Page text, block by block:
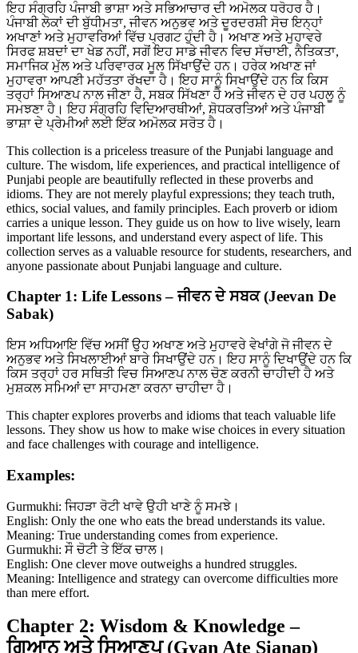
ਇਹ ਸੰਗ੍ਰਹਿ ਪੰਜਾਬੀ ਭਾਸ਼ਾ ਅਤੇ ਸਭਿਆਚਾਰ ਦੀ ਅਮੋਲਕ ਧਰੋਹਰ ਹੈ।
ਪੰਜਾਬੀ ਲੋਕਾਂ ਦੀ ਬੁੱਧੀਮਤਾ, ਜੀਵਨ ਅਨੁਭਵ ਅਤੇ ਦੂਰਦਰਸ਼ੀ ਸੋਚ ਇਨ੍ਹਾਂ
ਅਖਾਣਾਂ ਅਤੇ ਮੁਹਾਵਰਿਆਂ ਵਿੱਚ ਪ੍ਰਗਟ ਹੁੰਦੀ ਹੈ। ਅਖਾਣ ਅਤੇ ਮੁਹਾਵਰੇ
ਸਿਰਫ ਸ਼ਬਦਾਂ ਦਾ ਖੇਡ ਨਹੀਂ, ਸਗੋਂ ਇਹ ਸਾਡੇ ਜੀਵਨ ਵਿਚ ਸੱਚਾਈ, ਨੈਤਿਕਤਾ,
ਸਮਾਜਿਕ ਮੁੱਲ ਅਤੇ ਪਰਿਵਾਰਕ ਮੂਲ ਸਿੱਖਾਉਂਦੇ ਹਨ। ਹਰੇਕ ਅਖਾਣ ਜਾਂ
ਮੁਹਾਵਰਾ ਆਪਣੀ ਮਹੱਤਤਾ ਰੱਖਦਾ ਹੈ। ਇਹ ਸਾਨੂੰ ਸਿਖਾਉਂਦੇ ਹਨ ਕਿ ਕਿਸ
ਤਰ੍ਹਾਂ ਸਿਆਣਪ ਨਾਲ ਜੀਣਾ ਹੈ, ਸਬਕ ਸਿੱਖਣਾ ਹੈ ਅਤੇ ਜੀਵਨ ਦੇ ਹਰ ਪਹਲੂ ਨੂੰ
ਸਮਝਣਾ ਹੈ। ਇਹ ਸੰਗ੍ਰਹਿ ਵਿਦਿਆਰਥੀਆਂ, ਸ਼ੋਧਕਰਤਿਆਂ ਅਤੇ ਪੰਜਾਬੀ
ਭਾਸ਼ਾ ਦੇ ਪ੍ਰੇਮੀਆਂ ਲਈ ਇੱਕ ਅਮੋਲਕ ਸਰੋਤ ਹੈ।
This collection is a priceless treasure of the Punjabi language and
culture. The wisdom, life experiences, and practical intelligence of
Punjabi people are beautifully reflected in these proverbs and
idioms. They are not merely playful expressions; they teach truth,
ethics, social values, and family principles. Each proverb or idiom
carries a unique lesson. They guide us on how to live wisely, learn
important life lessons, and understand every aspect of life. This
collection serves as a valuable resource for students, researchers, and
anyone passionate about Punjabi language and culture.
Chapter 1: Life Lessons – ਜੀਵਨ ਦੇ ਸਬਕ (Jeevan De
Sabak)
ਇਸ ਅਧਿਆਇ ਵਿੱਚ ਅਸੀਂ ਉਹ ਅਖਾਣ ਅਤੇ ਮੁਹਾਵਰੇ ਵੇਖਾਂਗੇ ਜੋ ਜੀਵਨ ਦੇ
ਅਨੁਭਵ ਅਤੇ ਸਿਖਲਾਈਆਂ ਬਾਰੇ ਸਿਖਾਉਂਦੇ ਹਨ। ਇਹ ਸਾਨੂੰ ਦਿਖਾਉਂਦੇ ਹਨ ਕਿ
ਕਿਸ ਤਰ੍ਹਾਂ ਹਰ ਸਥਿਤੀ ਵਿਚ ਸਿਆਣਪ ਨਾਲ ਚੋਣ ਕਰਨੀ ਚਾਹੀਦੀ ਹੈ ਅਤੇ
ਮੁਸ਼ਕਲ ਸਮਿਆਂ ਦਾ ਸਾਹਮਣਾ ਕਰਨਾ ਚਾਹੀਦਾ ਹੈ।
This chapter explores proverbs and idioms that teach valuable life
lessons. They show us how to make wise choices in every situation
and face challenges with courage and intelligence.
Examples:
Gurmukhi: ਜਿਹੜਾ ਰੋਟੀ ਖਾਵੇ ਉਹੀ ਖਾਣੇ ਨੂੰ ਸਮਝੇ।
English: Only the one who eats the bread understands its value.
Meaning: True understanding comes from experience.
Gurmukhi: ਸੌ ਚੋਟੀ ਤੇ ਇੱਕ ਚਾਲ।
English: One clever move outweighs a hundred struggles.
Meaning: Intelligence and strategy can overcome difficulties more
than mere effort.
Chapter 2: Wisdom & Knowledge –
ਗਿਆਨ ਅਤੇ ਸਿਆਣਪ (Gyan Ate Sianap)